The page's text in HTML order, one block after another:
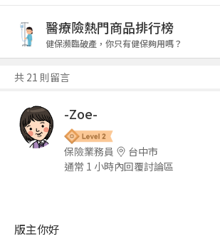
醫療險熱門商品排行榜
健保瀕臨破產，你只有健保夠用嗎？
共 21 則留言
-Zoe-
保險業務員
台中市
通常 1 小時內回覆討論區
版主你好